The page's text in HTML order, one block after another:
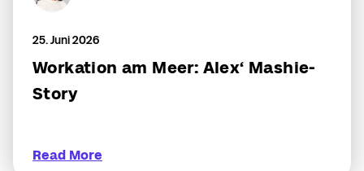
25. Juni 2026
Workation am Meer: Alex‘ Mashie-
Story
Read More